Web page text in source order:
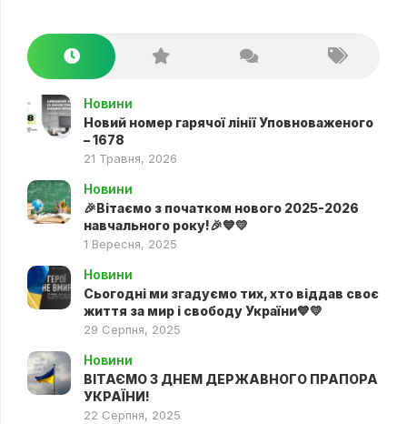
Новини
Новий номер гарячої лінії Уповноваженого
– 1678
21 Травня, 2026
Новини
🎉Вітаємо з початком нового 2025-2026
навчального року!🎉💙💛
1 Вересня, 2025
Новини
Сьогодні ми згадуємо тих, хто віддав своє
життя за мир і свободу України💙💛
29 Серпня, 2025
Новини
ВІТАЄМО З ДНЕМ ДЕРЖАВНОГО ПРАПОРА
УКРАЇНИ!
22 Серпня, 2025